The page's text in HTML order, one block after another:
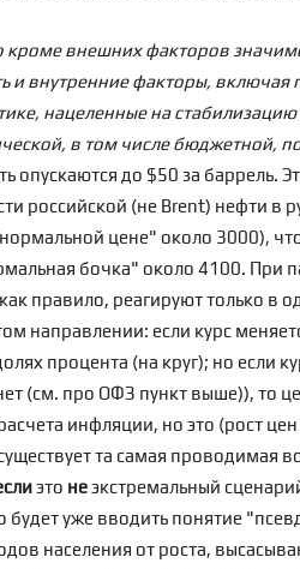
кроме внешних факторов
и внутренние факторы,
нацеленные на
в том числе бюджетной,
до $50 за баррель.
российской (не Brent) нефти в
цене" около 3000),
бочка" около 4100. При
правило, реагируют только в
направлении: если курс
процента (на круг); но если
(см. про ОФЗ пункт выше)), то
инфляции, но это (рост
та самая проводимая
это неэкстремальный
будет уже вводить понятие
населения от роста,